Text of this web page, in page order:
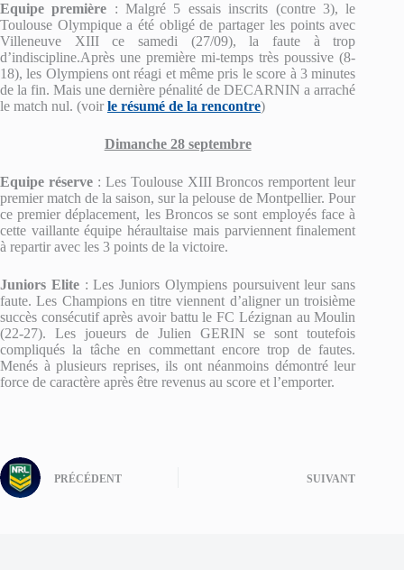
Equipe première : Malgré 5 essais inscrits (contre 3), le
Toulouse Olympique a été obligé de partager les points avec
Villeneuve XIII ce samedi (27/09), la faute à trop
d’indiscipline.Après une première mi-temps très poussive (8-
18), les Olympiens ont réagi et même pris le score à 3 minutes
de la fin. Mais une dernière pénalité de DECARNIN a arraché
le match nul. (voir le résumé de la rencontre)
Dimanche 28 septembre
Equipe réserve: Les Toulouse XIII Broncos remportent leur
premier match de la saison, sur la pelouse de Montpellier. Pour
ce premier déplacement, les Broncos se sont employés face à
cette vaillante équipe héraultaise mais parviennent finalement
à repartir avec les 3 points de la victoire.
Juniors Elite: Les Juniors Olympiens poursuivent leur sans
faute. Les Champions en titre viennent d’aligner un troisième
succès consécutif après avoir battu le FC Lézignan au Moulin
(22-27). Les joueurs de Julien GERIN se sont toutefois
compliqués la tâche en commettant encore trop de fautes.
Menés à plusieurs reprises, ils ont néanmoins démontré leur
force de caractère après être revenus au score et l’emporter.
PRÉCÉDENT SUIVANT